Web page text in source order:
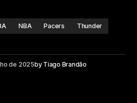
NBA Pacers Thunder
de 2025by Tiago Brandão